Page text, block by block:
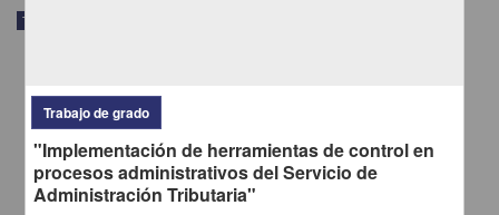
Trabajo de grado
Trabajo de grado
"Implementación de herramientas de control en
procesos administrativos del Servicio de
Administración Tributaria"